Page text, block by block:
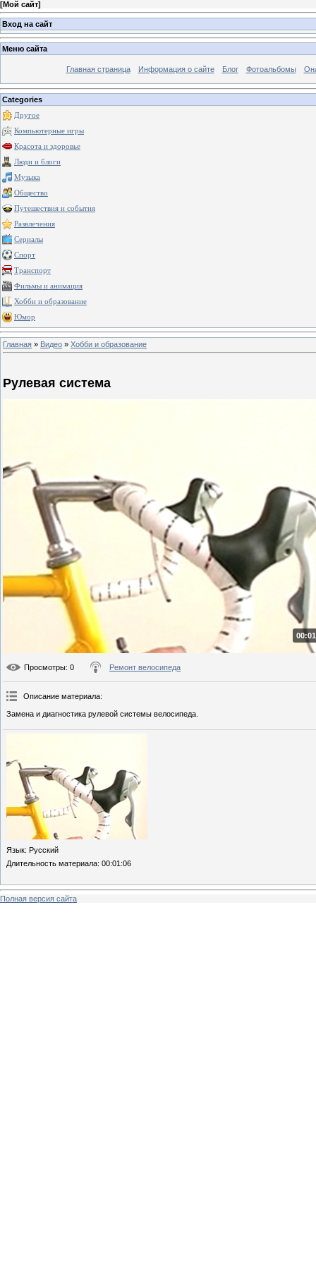
[Мой сайт]
Вход на сайт
Меню сайта
Главная страница Информация о сайте Блог Фотоальбомы
Categories
Другое
Компьютерные игры
Красота и здоровье
Люди и блоги
Музыка
Общество
Путешествия и события
Развлечения
Сериалы
Спорт
Транспорт
Фильмы и анимация
Хобби и образование
Юмор
Главная » Видео » Хобби и образование
Рулевая система
Просмотры: 0 Ремонт велосипеда
Описание материала:
Замена и диагностика рулевой системы велосипеда.
Язык: Русский
Длительность материала: 00:01:06
Полная версия сайта